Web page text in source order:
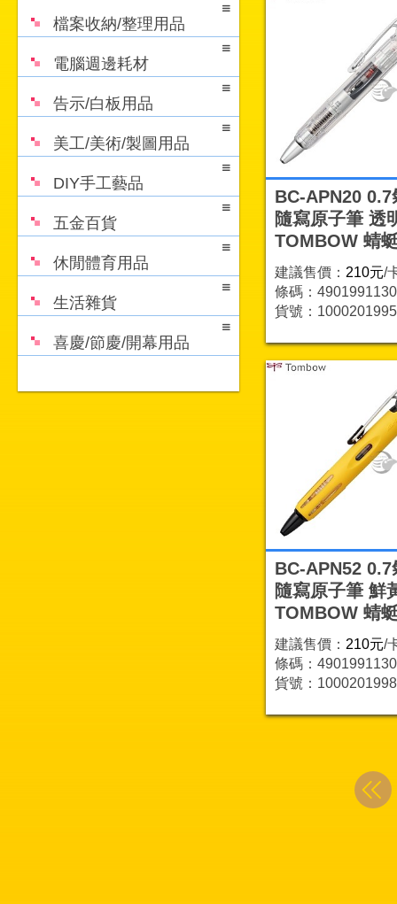
檔案收納/整理用品
電腦週邊耗材
告示/白板用品
美工/美術/製圖用品
DIY手工藝品
五金百貨
休閒體育用品
生活雜貨
喜慶/節慶/開幕用品
BC-APN20 0.7
隨寫原子筆 透
TOMBOW 蜻
建議售價： 210元/
條碼：
貨號：1000201995
BC-APN52 0.7
隨寫原子筆 鮮
TOMBOW 蜻
建議售價： 210元/
條碼：
貨號：1000201998